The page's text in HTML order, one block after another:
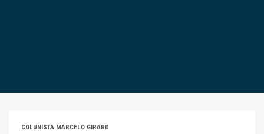
COLUNISTA MARCELO GIRARD